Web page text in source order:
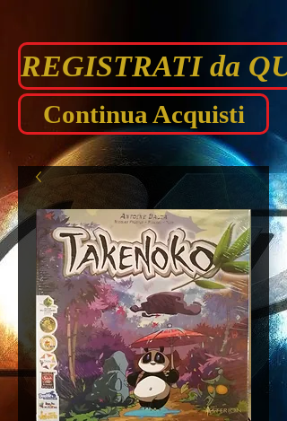
REGISTRATI da
Continua Acquisti